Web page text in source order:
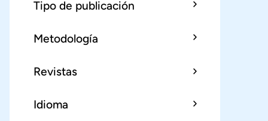
Tipo de publicación
Metodología
Revistas
Idioma